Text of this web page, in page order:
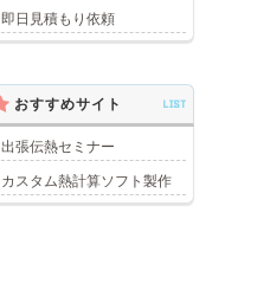
即日見積もり依頼
おすすめサイト LIST
出張伝熱セミナー
カスタム熱計算ソフト製作